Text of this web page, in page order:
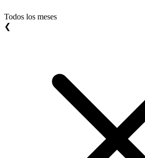
Todos los meses
❮